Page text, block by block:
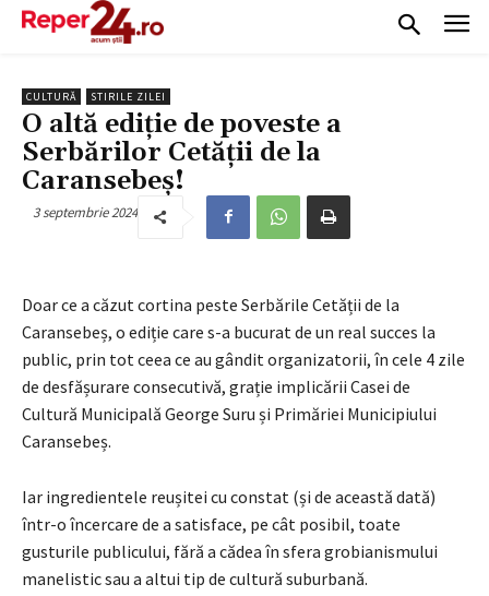
CULTURĂ STIRILE ZILEI
O altă ediție de poveste a
Serbărilor Cetății de la
Caransebeș!
3 septembrie 2024
Doar ce a căzut cortina peste Serbările Cetății de la
Caransebeș, o ediție care s-a bucurat de un real succes la
public, prin tot ceea ce au gândit organizatorii, în cele 4 zile
de desfășurare consecutivă, grație implicării Casei de
Cultură Municipală George Suru și Primăriei Municipiului
Caransebeș.
Iar ingredientele reușitei cu constat (și de această dată)
într-o încercare de a satisface, pe cât posibil, toate
gusturile publicului, fără a cădea în sfera grobianismului
manelistic sau a altui tip de cultură suburbană.